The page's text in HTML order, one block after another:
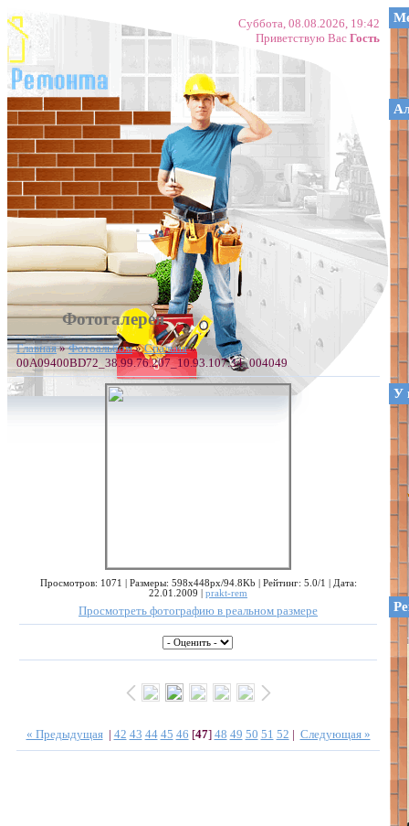
Суббота, 08.08.2026, 19:42
Приветствую Вас Гость
Фотогалерея
Главная»Фотоальбом»Спальня»
00A09400BD72_38.99.76.207_10.93.107.34_004049
Просмотров: 1071 | Размеры: 598x448px/94.8Kb | Рейтинг: 5.0/1 | Дата:
22.01.2009 | prakt-rem
Просмотреть фотографию в реальном размере
« Предыдущая| 42 43 44 45 46 [47] 48 49 50 51 52 | Следующая »
У